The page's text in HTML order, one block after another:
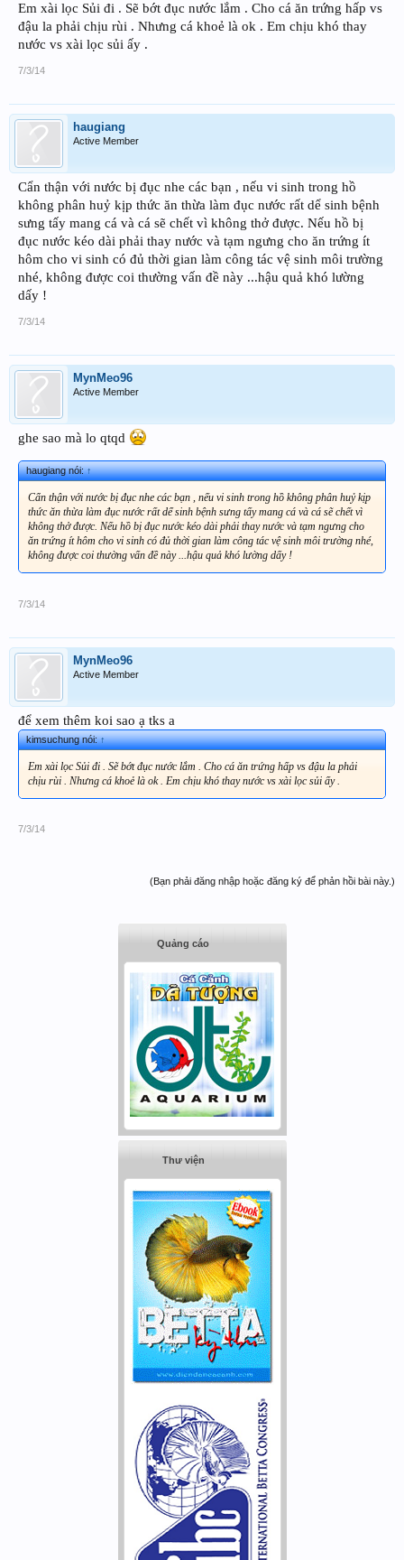
Em xài lọc Sủi đi . Sẽ bớt đục nước lắm . Cho cá ăn trứng hấp vs
đậu la phải chịu rùi . Nhưng cá khoẻ là ok . Em chịu khó thay
nước vs xài lọc sủi ấy .
7/3/14
haugiang
Active Member
Cẩn thận với nước bị đục nhe các bạn , nếu vi sinh trong hồ
không phân huỷ kịp thức ăn thừa làm đục nước rất dể sinh bệnh
sưng tấy mang cá và cá sẽ chết vì không thở được. Nếu hồ bị
đục nước kéo dài phải thay nước và tạm ngưng cho ăn trứng ít
hôm cho vi sinh có đủ thời gian làm công tác vệ sinh môi trường
nhé, không được coi thường vấn đề này ...hậu quả khó lường
dấy !
7/3/14
MynMeo96
Active Member
ghe sao mà lo qtqd
haugiang nói:↑
Cẩn thận với nước bị đục nhe các bạn , nếu vi sinh trong hồ không phân huỷ kịp
thức ăn thừa làm đục nước rất dể sinh bệnh sưng tấy mang cá và cá sẽ chết vì
không thở được. Nếu hồ bị đục nước kéo dài phải thay nước và tạm ngưng cho
ăn trứng ít hôm cho vi sinh có đủ thời gian làm công tác vệ sinh môi trường nhé,
không được coi thường vấn đề này ...hậu quả khó lường dấy !
7/3/14
MynMeo96
Active Member
để xem thêm koi sao ạ tks a
kimsuchung nói:↑
Em xài lọc Sủi đi . Sẽ bớt đục nước lắm . Cho cá ăn trứng hấp vs đậu la phải
chịu rùi . Nhưng cá khoẻ là ok . Em chịu khó thay nước vs xài lọc sủi ấy .
7/3/14
(Bạn phải đăng nhập hoặc đăng ký để phản hồi bài này.)
Quảng cáo
Thư viện